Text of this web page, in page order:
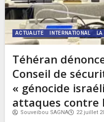
ACTUALITE INTERNATIONAL LA
Téhéran
Conseil de
« génocide
attaques contre
Souveibou SAGNA 22 juillet